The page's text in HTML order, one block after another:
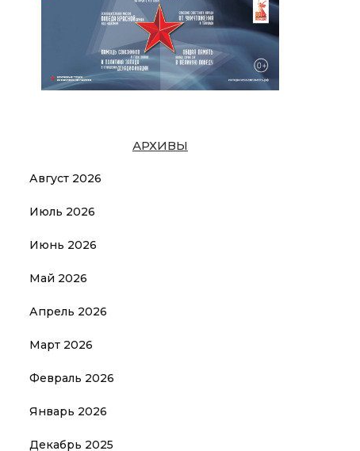
АРХИВЫ
Август 2026
Июль 2026
Июнь 2026
Май 2026
Апрель 2026
Март 2026
Февраль 2026
Январь 2026
Декабрь 2025